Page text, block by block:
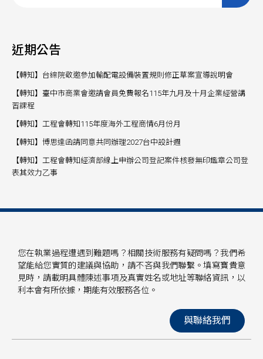
近期公告
【轉知】台綜院敬邀參加輸配電設備裝置規則修正草案宣導說明會
【轉知】臺中市商業會邀請會員免費報名115年九月及十月企業經營講
習課程
【轉知】工程會轉知115年度海外工程商情6月份月
【轉知】博思達函請同意共同辦理2027台中設計週
【轉知】工程會轉知經濟部線上申辦公司登記案件核發無印鑑章公司登
表其效力乙事
您在執業過程遭遇到難題嗎？相關技術服務有疑問嗎？我們希
望能給您實質的建議與協助，請不吝與我們聯繫。填寫寶貴意
見時，請載明具體陳述事項及真實姓名或地址等聯絡資訊，以
利本會有所依據，期能有效服務各位。
與聯絡我們